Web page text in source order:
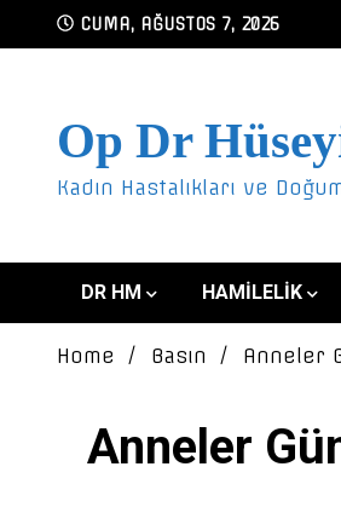
to
CUMA, AĞUSTOS 7, 2026
Op Dr
Kadın Hastalıkları ve
DR HM HAMILELIK
Home Basın Anneler
Anneler